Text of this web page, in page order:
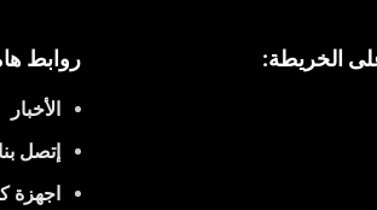
للمستخدم الراحة والاستخدام المريح دون عناء او تعب
روابط
الأخبار
إتصل بنا
اجهزة
الخريطة: